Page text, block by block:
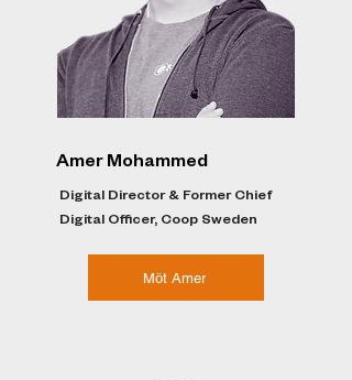
Amer Mohammed
Digital Director & Former Chief
Digital Officer, Coop Sweden
Möt Amer